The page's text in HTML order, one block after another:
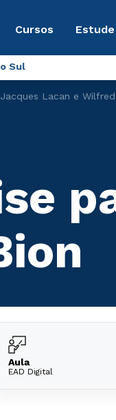
Cursos
Sul
Lacan e
Aula
EAD Digital